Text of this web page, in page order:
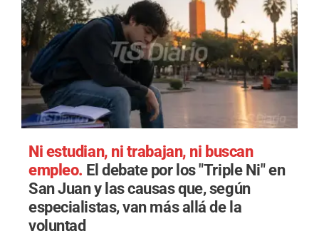
Ni estudian, ni trabajan, ni buscan
empleo. El debate por los "Triple Ni" en
San Juan y las causas que, según
especialistas, van más allá de la
voluntad